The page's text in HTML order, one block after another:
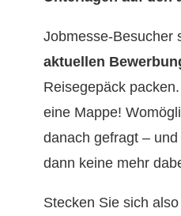
Jobmesse-Besucher
aktuellen
Reisegepäck
eine Mappe!
danach gefragt –
dann keine mehr
Stecken Sie sich